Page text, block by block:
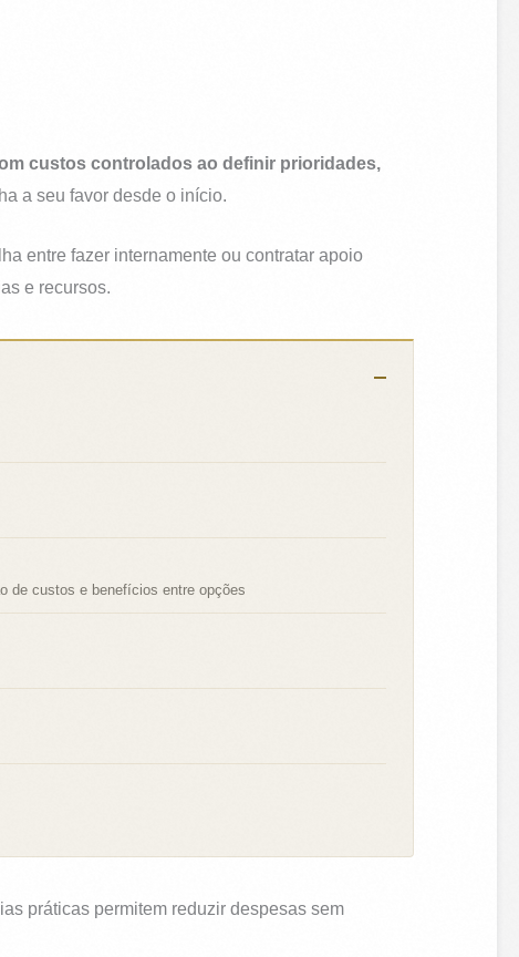
custos controlados ao definir prioridades,
a seu favor desde o início.
entre fazer internamente ou contratar apoio
e recursos.
de custos e benefícios entre opções
práticas permitem reduzir despesas sem